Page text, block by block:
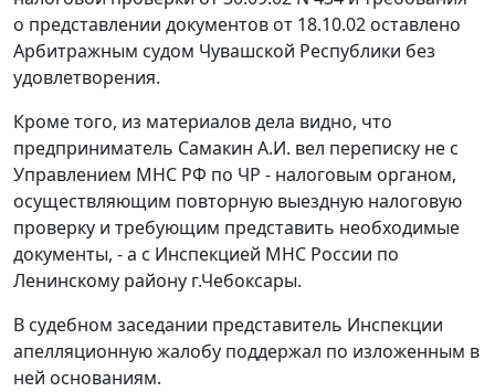
о представлении документов от 18.10.02 оставлено
Арбитражным судом Чувашской Республики без
удовлетворения.
Кроме того, из материалов дела видно, что
предприниматель Самакин А.И. вел переписку не с
Управлением МНС РФ по ЧР - налоговым органом,
осуществляющим повторную выездную налоговую
проверку и требующим представить необходимые
документы, - а с Инспекцией МНС России по
Ленинскому району г.Чебоксары.
В судебном заседании представитель Инспекции
апелляционную жалобу поддержал по изложенным в
ней основаниям.